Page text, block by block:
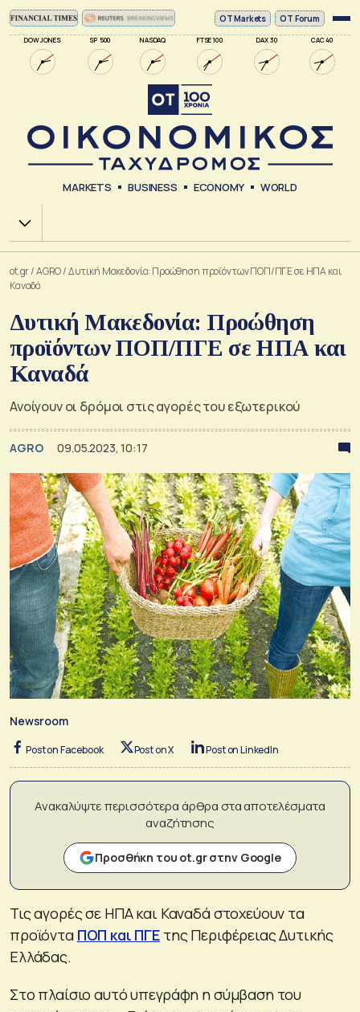
DOW JONES SP 500 NASDAQ FTSE 100 DAX 30 CAC 40
ΟΤ Markets OT Forum
MARKETS BUSINESS ECONOMY WORLD
Χ.Α.
ot.gr/AGRO/Δυτική Μακεδονία: Προώθηση προϊόντων ΠΟΠ/ΠΓΕ σε ΗΠΑ και
Καναδά
Δυτική Μακεδονία: Προώθηση
προϊόντων ΠΟΠ/ΠΓΕ σε ΗΠΑ και
Καναδά
Ανοίγουν οι δρόμοι στις αγορές του εξωτερικού
AGRO 09.05.2023, 10:17
Newsroom
Post on Facebook Post on X Post on LinkedIn
Ανακαλύψτε περισσότερα άρθρα στα αποτελέσματα
αναζήτησης
Προσθήκη του ot.gr στην Google
Τις αγορές σε ΗΠΑ και Καναδά στοχεύουν τα
προϊόντα ΠΟΠ και ΠΓΕ της Περιφέρειας Δυτικής
Ελλάδας.
Στο πλαίσιο αυτό υπεγράφη η σύμβαση του